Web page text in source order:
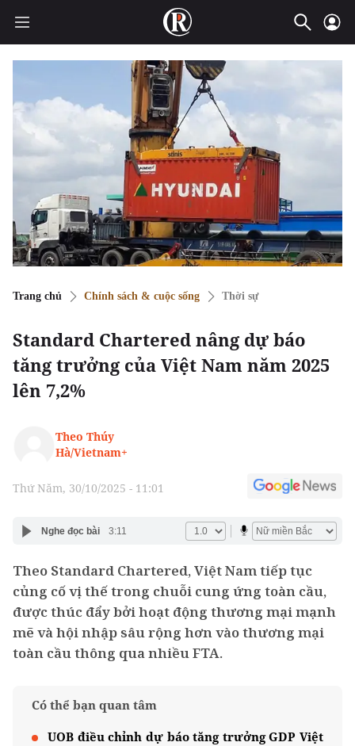
Trang chủ Chính sách & cuộc sống Thời sự
Standard Chartered nâng dự báo
tăng trưởng của Việt Nam năm 2025
lên 7,2%
Theo Thúy
Hà/Vietnam+
Thứ Năm, 30/10/2025 - 11:01
Nghe đọc bài 3:11
Theo Standard Chartered, Việt Nam tiếp tục
củng cố vị thế trong chuỗi cung ứng toàn cầu,
được thúc đẩy bởi hoạt động thương mại mạnh
mẽ và hội nhập sâu rộng hơn vào thương mại
toàn cầu thông qua nhiều FTA.
Có thể bạn quan tâm
UOB điều chỉnh dự báo tăng trưởng GDP Việt